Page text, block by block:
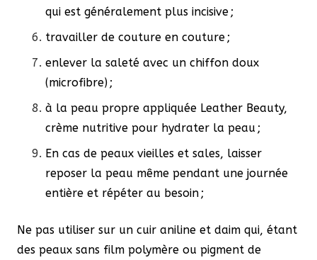
qui est généralement plus incisive ;
travailler de couture en couture ;
enlever la saleté avec un chiffon doux
(microfibre) ;
à la peau propre appliquée Leather Beauty,
crème nutritive pour hydrater la peau ;
En cas de peaux vieilles et sales, laisser
reposer la peau même pendant une journée
entière et répéter au besoin ;
Ne pas utiliser sur un cuir aniline et daim qui, étant
des peaux sans film polymère ou pigment de